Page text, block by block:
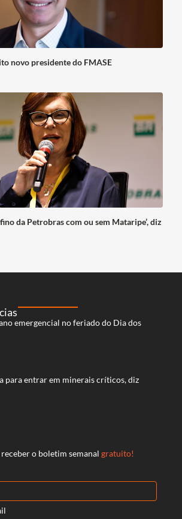
novo presidente do FMASE
da Petrobras com ou sem Mataripe’, diz
emergencial no feriado do Dia dos
para entrar em minerais críticos, diz
receber o boletim semanal gratuito!